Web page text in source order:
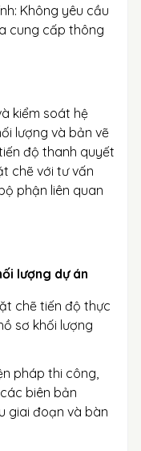
Không yêu cầu
cung cấp thông
kiểm soát hệ
lượng và bản vẽ
độ thanh quyết
chẽ với tư vấn
phận liên quan
lượng dự án
chẽ tiến độ thực
sơ khối lượng
pháp thi công,
biên bản
giai đoạn và bàn